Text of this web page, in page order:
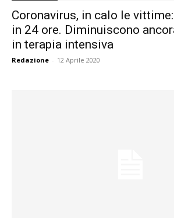
Coronavirus, in calo le
in 24 ore. Diminuiscono
in terapia intensiva
Redazione - 12 Aprile 2020